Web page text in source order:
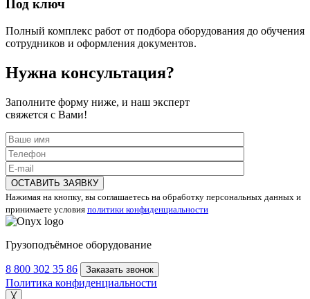
Под ключ
Полный комплекс работ от подбора оборудования до обучения
сотрудников и оформления документов.
Нужна консультация?
Заполните форму ниже, и наш эксперт
свяжется с Вами!
ОСТАВИТЬ ЗАЯВКУ
Нажимая на кнопку, вы соглашаетесь на обработку персональных данных и
принимаете условия политики конфиденциальности
Грузоподъёмное оборудование
8 800 302 35 86 Заказать звонок
Политика конфиденциальности
╳